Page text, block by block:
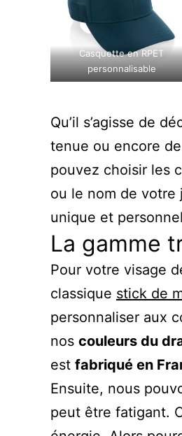
Casquette en RPET
personnalisable
Qu’il s’agisse de
tenue ou encore
pouvez choisir les
ou le nom de
unique et
La gamme
Pour votre visage
classique stick de
personnaliser aux
nos couleurs du
est fabriqué en
Ensuite, nous
peut être fatigant.